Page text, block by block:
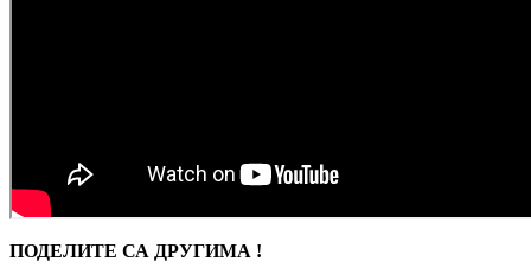
ПОДЕЛИТЕ СА ДРУГИМА !